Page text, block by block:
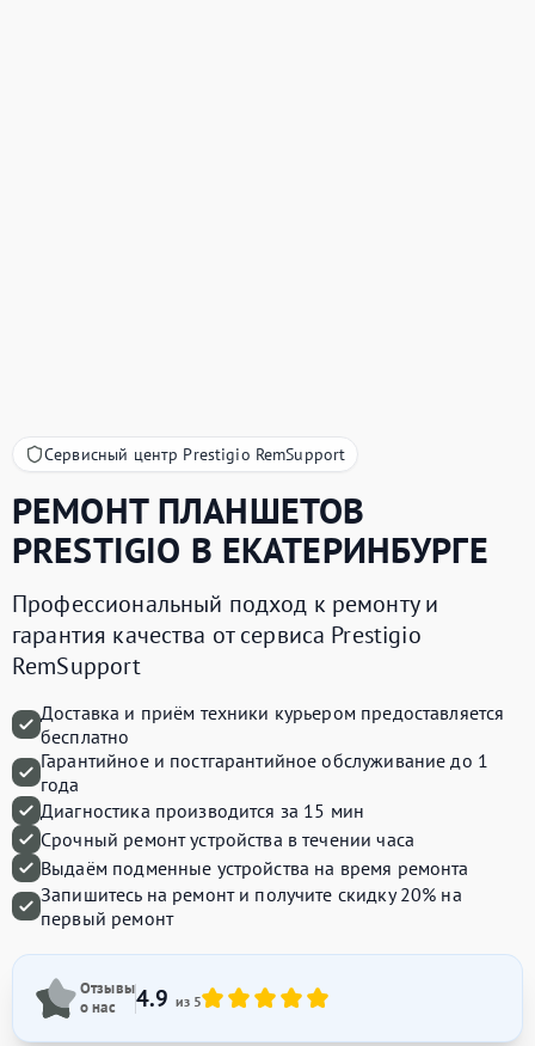
Сервисный центр Prestigio RemSupport
РЕМОНТ ПЛАНШЕТОВ
PRESTIGIO В ЕКАТЕРИНБУРГЕ
Профессиональный подход к ремонту и
гарантия качества от сервиса Prestigio
RemSupport
Доставка и приём техники курьером предоставляется
бесплатно
Гарантийное и постгарантийное обслуживание до 1
года
Диагностика производится за 15 мин
Срочный ремонт устройства в течении часа
Выдаём подменные устройства на время ремонта
Запишитесь на ремонт и получите скидку 20% на
первый ремонт
Отзывы
о нас
4.9 из 5